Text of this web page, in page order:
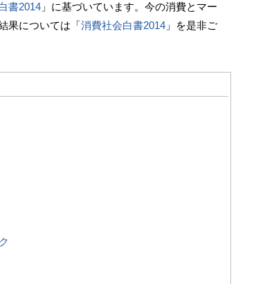
書2014」に基づいています。今の消費とマー
果については「消費社会白書2014」を是非ご